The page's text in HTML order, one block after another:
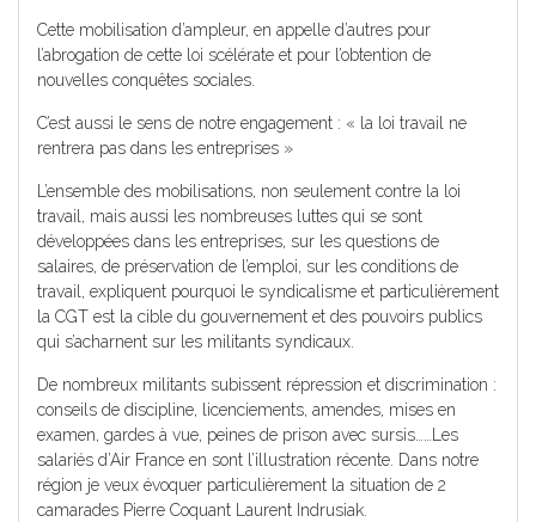
Cette mobilisation d’ampleur, en appelle d’autres pour
l’abrogation de cette loi scélérate et pour l’obtention de
nouvelles conquêtes sociales.
C’est aussi le sens de notre engagement : « la loi travail ne
rentrera pas dans les entreprises »
L’ensemble des mobilisations, non seulement contre la loi
travail, mais aussi les nombreuses luttes qui se sont
développées dans les entreprises, sur les questions de
salaires, de préservation de l’emploi, sur les conditions de
travail, expliquent pourquoi le syndicalisme et particulièrement
la CGT est la cible du gouvernement et des pouvoirs publics
qui s’acharnent sur les militants syndicaux.
De nombreux militants subissent répression et discrimination :
conseils de discipline, licenciements, amendes, mises en
examen, gardes à vue, peines de prison avec sursis……Les
salariés d’Air France en sont l’illustration récente. Dans notre
région je veux évoquer particulièrement la situation de 2
camarades Pierre Coquant Laurent Indrusiak.